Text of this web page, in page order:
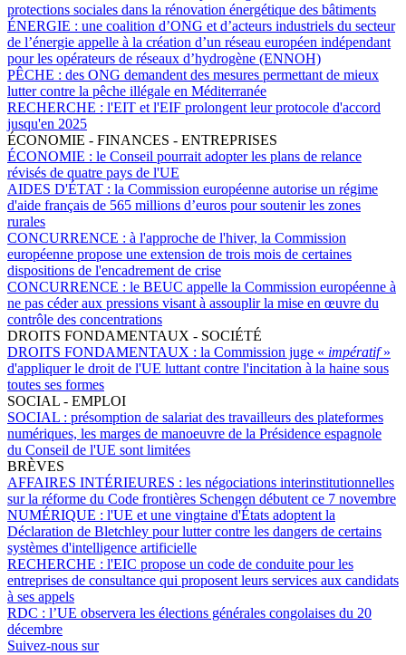
protections sociales dans la rénovation énergétique des bâtiments
ÉNERGIE : une coalition d’ONG et d’acteurs industriels du secteur
de l’énergie appelle à la création d’un réseau européen indépendant
pour les opérateurs de réseaux d’hydrogène (ENNOH)
PÊCHE : des ONG demandent des mesures permettant de mieux
lutter contre la pêche illégale en Méditerranée
RECHERCHE : l'EIT et l'EIF prolongent leur protocole d'accord
jusqu'en 2025
ÉCONOMIE - FINANCES - ENTREPRISES
ÉCONOMIE : le Conseil pourrait adopter les plans de relance
révisés de quatre pays de l'UE
AIDES D'ÉTAT : la Commission européenne autorise un régime
d'aide français de 565 millions d’euros pour soutenir les zones
rurales
CONCURRENCE : à l'approche de l'hiver, la Commission
européenne propose une extension de trois mois de certaines
dispositions de l'encadrement de crise
CONCURRENCE : le BEUC appelle la Commission européenne à
ne pas céder aux pressions visant à assouplir la mise en œuvre du
contrôle des concentrations
DROITS FONDAMENTAUX - SOCIÉTÉ
DROITS FONDAMENTAUX : la Commission juge « impératif»
d'appliquer le droit de l'UE luttant contre l'incitation à la haine sous
toutes ses formes
SOCIAL - EMPLOI
SOCIAL : présomption de salariat des travailleurs des plateformes
numériques, les marges de manoeuvre de la Présidence espagnole
du Conseil de l'UE sont limitées
BRÈVES
AFFAIRES INTÉRIEURES : les négociations interinstitutionnelles
sur la réforme du Code frontières Schengen débutent ce 7 novembre
NUMÉRIQUE : l'UE et une vingtaine d'États adoptent la
Déclaration de Bletchley pour lutter contre les dangers de certains
systèmes d'intelligence artificielle
RECHERCHE : l'EIC propose un code de conduite pour les
entreprises de consultance qui proposent leurs services aux candidats
à ses appels
RDC : l’UE observera les élections générales congolaises du 20
décembre
Suivez-nous sur